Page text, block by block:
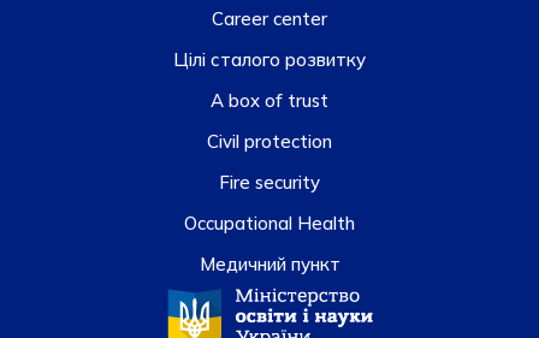
Career center
Цілі сталого розвитку
A box of trust
Civil protection
Fire security
Occupational Health
Медичний пункт